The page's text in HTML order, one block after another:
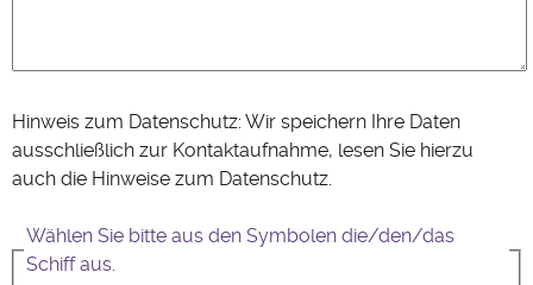
Hinweis zum Datenschutz: Wir speichern Ihre Daten
ausschließlich zur Kontaktaufnahme, lesen Sie hierzu
auch die Hinweise zum Datenschutz.
Wählen Sie bitte aus den Symbolen die/den/das
Schiff aus.